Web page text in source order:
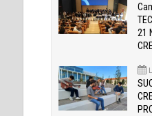
21